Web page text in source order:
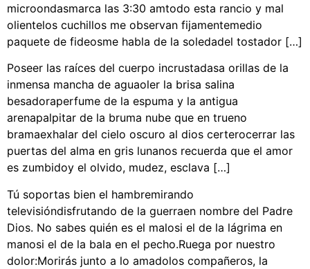
microondasmarca las 3:30 amtodo esta rancio y mal
olientelos cuchillos me observan fijamentemedio
paquete de fideosme habla de la soledadel tostador […]
Poseer las raíces del cuerpo incrustadasa orillas de la
inmensa mancha de aguaoler la brisa salina
besadoraperfume de la espuma y la antigua
arenapalpitar de la bruma nube que en trueno
bramaexhalar del cielo oscuro al dios certerocerrar las
puertas del alma en gris lunanos recuerda que el amor
es zumbidoy el olvido, mudez, esclava […]
Tú soportas bien el hambremirando
televisióndisfrutando de la guerraen nombre del Padre
Dios. No sabes quién es el malosi el de la lágrima en
manosi el de la bala en el pecho.Ruega por nuestro
dolor:Morirás junto a lo amadolos compañeros, la